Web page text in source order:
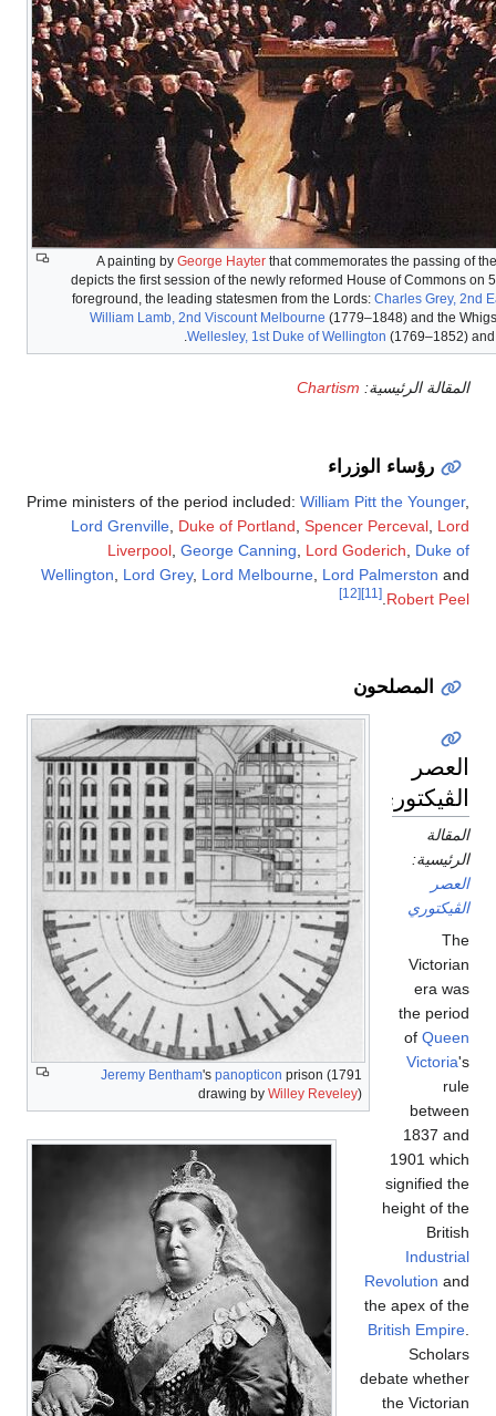
A painting by George Hayter that commemorates the passing of
depicts the first session of the newly reformed House of Commons on
foreground, the leading statesmen from the Lords: Charles Grey, 2nd
William Lamb, 2nd Viscount Melbourne (1779–1848) and the
Wellesley, 1st Duke of Wellington (1769–1852) and
المقالة الرئيسية: Chartism
رؤساء الوزراء
Prime ministers of the period included: William Pitt the Younger,
Lord Grenville Duke of Portland Spencer Perceval Lord
Liverpool George Canning Lord Goderich
Duke of
Wellington
Lord Grey, Lord Melbourne Lord Palmerston and
Robert Peel
[11]
[12]
المصلحون
Jeremy Bentham's panopticon prison (1791
drawing by Willey Reveley)
العصر
الڤيكتوري
المقالة
الرئيسية:
العصر
الڤيكتوري
The
Victorian
era was
the period
of Queen
Victoria's
rule
between
1837 and
1901 which
signified the
height of the
British
Industrial
Revolution and
the apex of the
British Empire.
Scholars
debate whether
the Victorian